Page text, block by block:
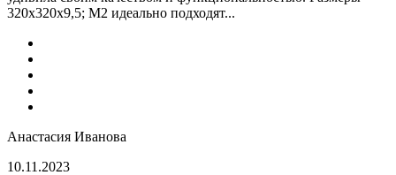
320x320x9,5; M2 идеально подходят...
Анастасия Иванова
10.11.2023